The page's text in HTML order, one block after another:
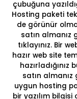
çubuğuna
Hosting paketi
de görünür
satın almanız
tıklayınız.Bir
hazır web site
satın
uygun hosting
bir yazılım